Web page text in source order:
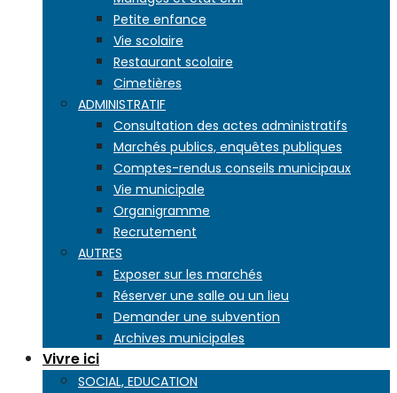
Petite enfance
Vie scolaire
Restaurant scolaire
Cimetières
ADMINISTRATIF
Consultation des actes administratifs
Marchés publics, enquêtes publiques
Comptes-rendus conseils municipaux
Vie municipale
Organigramme
Recrutement
AUTRES
Exposer sur les marchés
Réserver une salle ou un lieu
Demander une subvention
Archives municipales
Vivre ici
SOCIAL, EDUCATION